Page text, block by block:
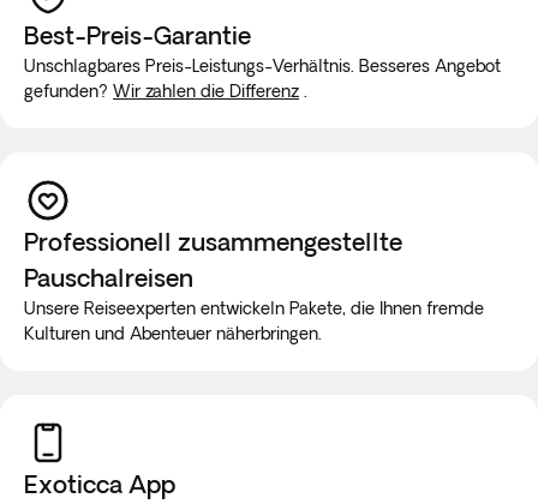
Best-Preis-Garantie
Unschlagbares Preis-Leistungs-Verhältnis. Besseres Angebot
gefunden? Wir zahlen die Differenz
Professionell zusammengestellte
Pauschalreisen
Unsere Reiseexperten entwickeln Pakete, die Ihnen fremde
Kulturen und Abenteuer näherbringen.
Exoticca App